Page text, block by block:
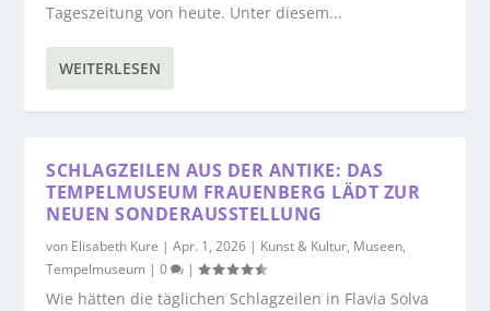
Tageszeitung von heute. Unter diesem...
WEITERLESEN
SCHLAGZEILEN AUS DER ANTIKE: DAS
TEMPELMUSEUM FRAUENBERG LÄDT ZUR
NEUEN SONDERAUSSTELLUNG
von Elisabeth Kure |Apr. 1, 2026 | Kunst & Kultur, Museen,
Tempelmuseum |0 |
Wie hätten die täglichen Schlagzeilen in Flavia Solva